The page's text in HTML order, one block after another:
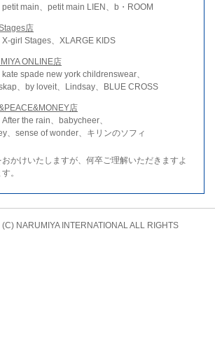
main、petit main LIEN、b・ROOM
店
girl Stages、XLARGE KIDS
ONLINE店
spade new york childrenswear、
、by loveit、Lindsay、BLUE CROSS
店
the rain、babycheer、
、sense of wonder、キリンのソフィ
かけいたしますが、何卒ご理解いただきますよ
。